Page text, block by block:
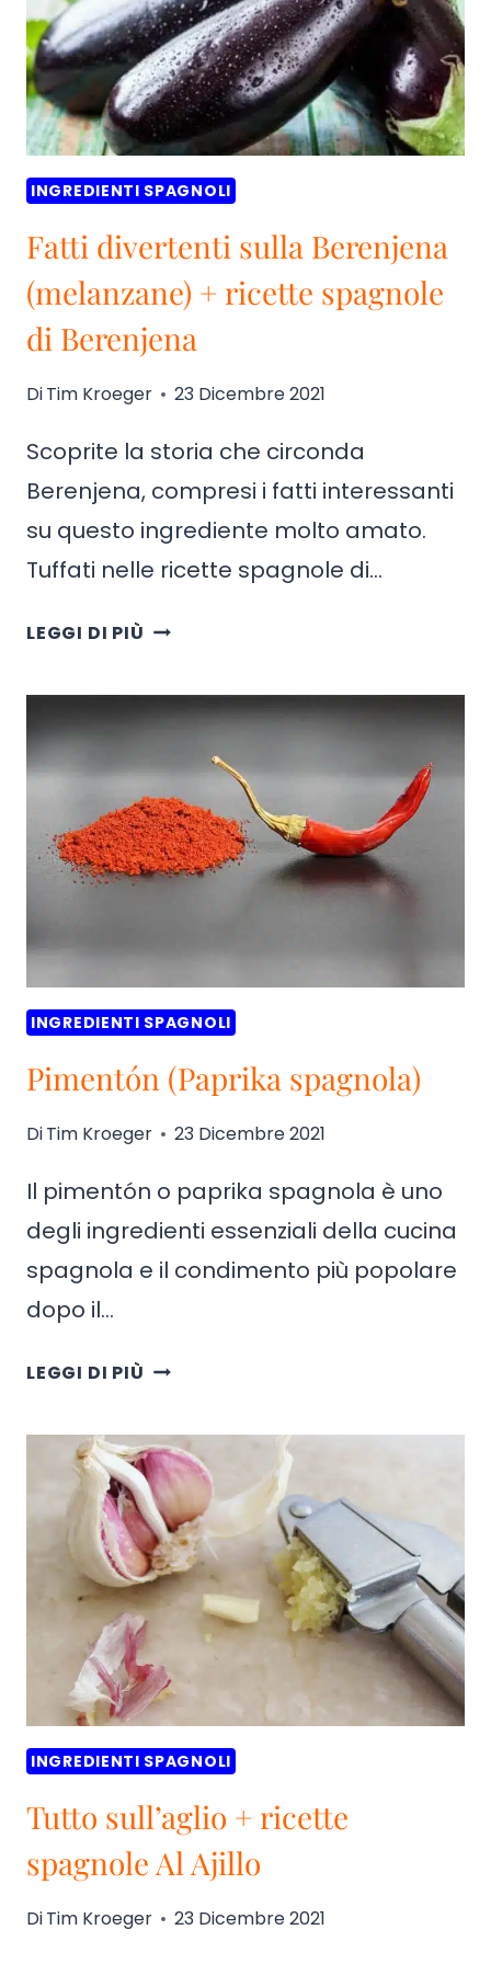
INGREDIENTI SPAGNOLI
Fatti divertenti sulla Berenjena
(melanzane) + ricette spagnole
di Berenjena
DiTim Kroeger 23 Dicembre 2021
Scoprite la storia che circonda
Berenjena, compresi i fatti interessanti
su questo ingrediente molto amato.
Tuffati nelle ricette spagnole di…
LEGGI DI PIÙ FATTI
BERENJENA
(MELANZANE)
+
RICETTE
SPAGNOLE
DI
INGREDIENTI SPAGNOLI
Pimentón (Paprika spagnola)
DiTim Kroeger 23 Dicembre 2021
Il pimentón o paprika spagnola è uno
degli ingredienti essenziali della cucina
spagnola e il condimento più popolare
dopo il…
LEGGI DI PIÙ PIMENTÓN
INGREDIENTI SPAGNOLI
Tutto sull’aglio + ricette
spagnole Al Ajillo
DiTim Kroeger 23 Dicembre 2021